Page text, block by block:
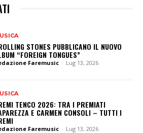
STONES PUBBLICANO IL NUOVO
“FOREIGN TONGUES”
Faremusic - Lug 13, 2026
TENCO 2026: TRA I PREMIATI
E CARMEN CONSOLI – TUTTI I
Faremusic - Lug 13, 2026